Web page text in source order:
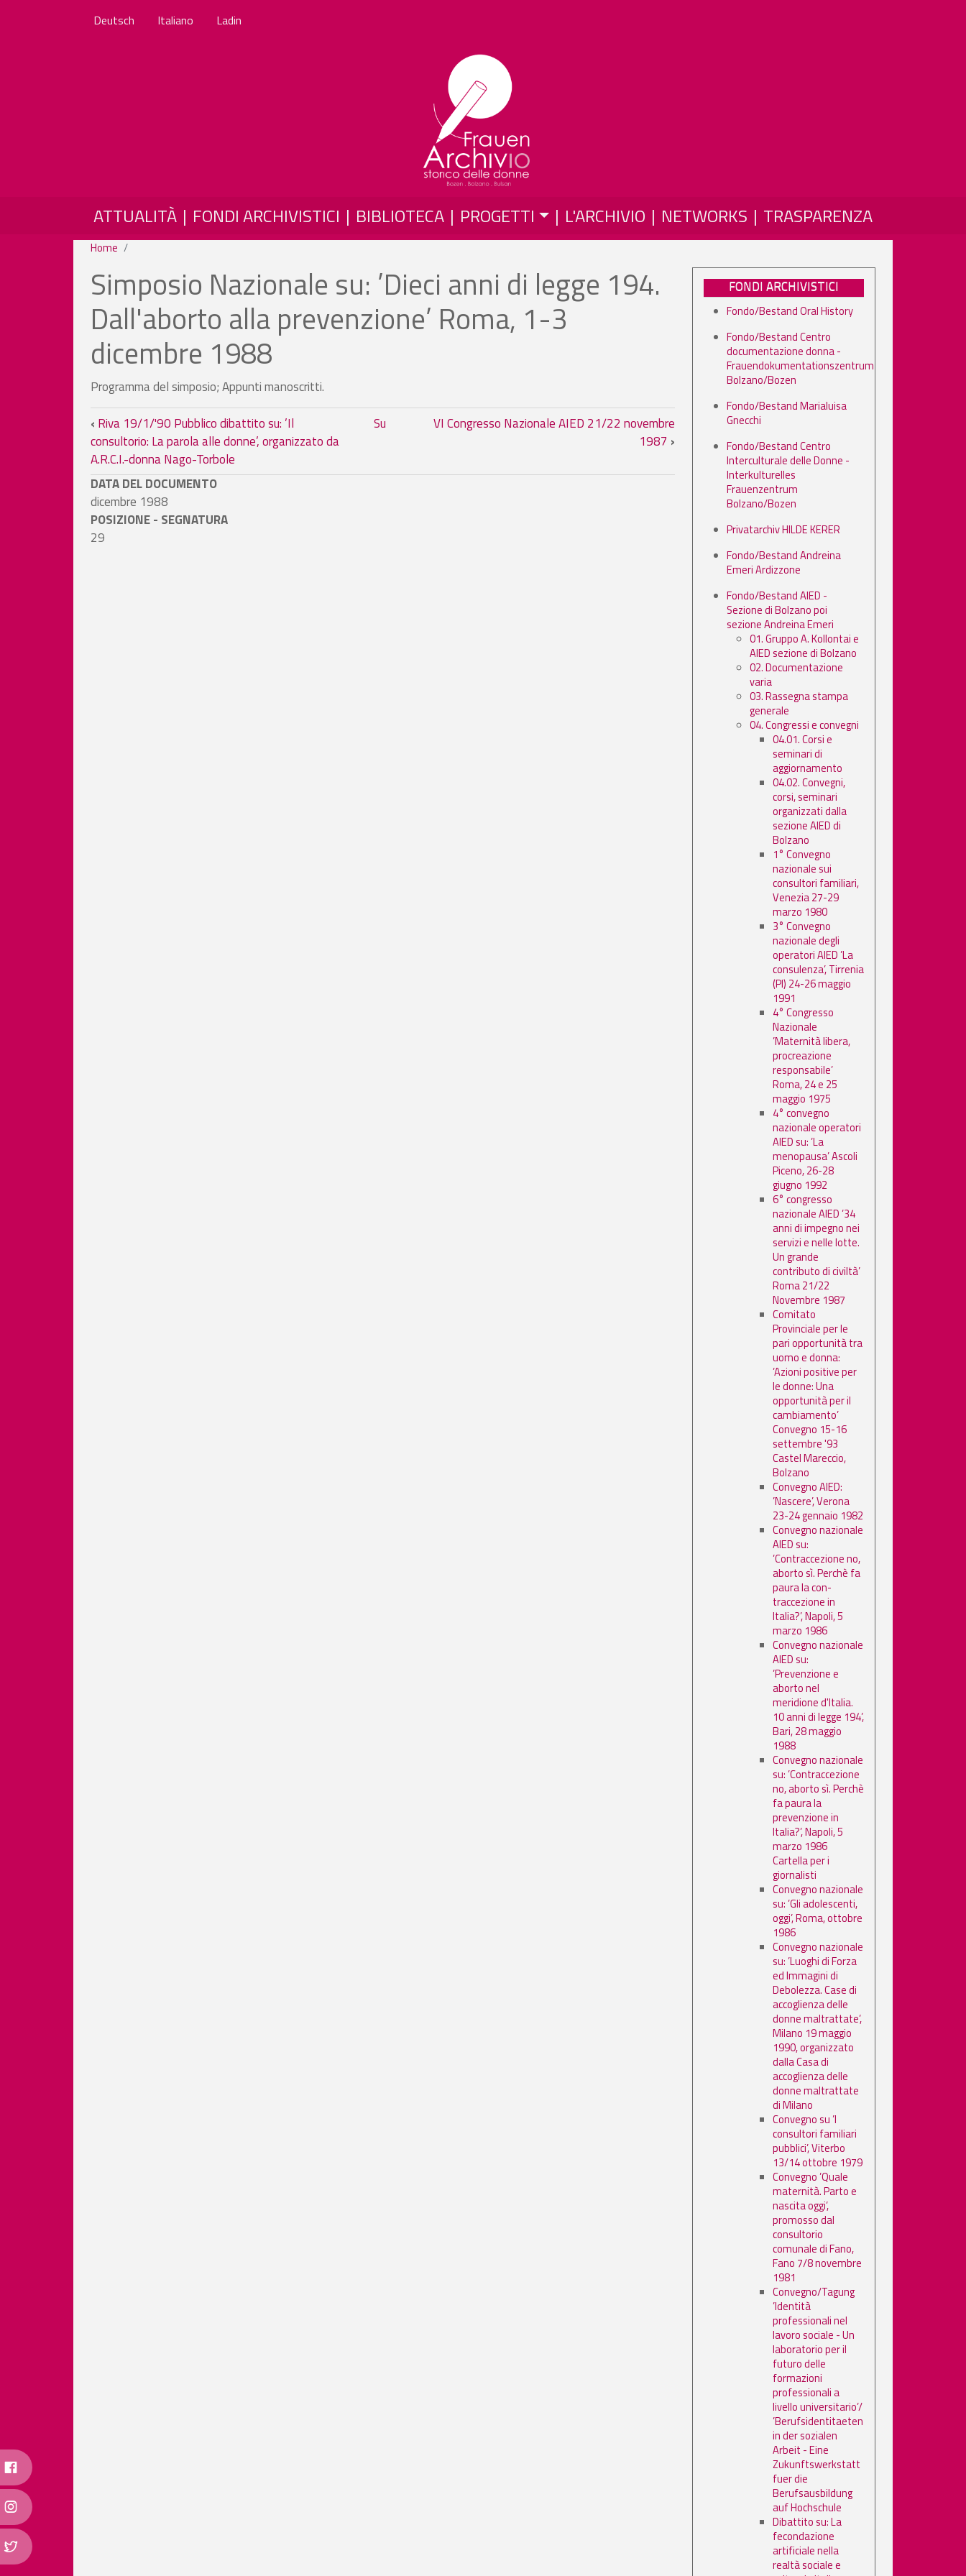
Deutsch Italiano Ladin
MAIN NAVIGATION
ATTUALITÀ FONDI ARCHIVISTICI BIBLIOTECA PROGETTI L'ARCHIVIO NETWORKS TRASPARENZA
Home
Simposio Nazionale su: ’Dieci anni di legge 194.
Dall'aborto alla prevenzione’ Roma, 1-3
dicembre 1988
Programma del simposio; Appunti manoscritti.
Link di attraversamento del book per Simposio Nazionale su: ’Dieci anni di legge 194.
‹ Riva 19/1/'90 Pubblico dibattito su: ’Il
consultorio: La parola alle donne’, organizzato da
A.R.C.I.-donna Nago-Torbole
Su
VI Congresso Nazionale AIED 21/22 novembre
1987 ›
DATA DEL DOCUMENTO
dicembre 1988
POSIZIONE - SEGNATURA
29
FONDI ARCHIVISTICI
Fondo/Bestand Oral History
Fondo/Bestand Centro
documentazione donna -
Frauendokumentationszentrum
Bolzano/Bozen
Fondo/Bestand Marialuisa
Gnecchi
Fondo/Bestand Centro
Interculturale delle Donne -
Interkulturelles
Frauenzentrum
Bolzano/Bozen
Privatarchiv HILDE KERER
Fondo/Bestand Andreina
Emeri Ardizzone
Fondo/Bestand AIED -
Sezione di Bolzano poi
sezione Andreina Emeri
01. Gruppo A. Kollontai e
AIED sezione di Bolzano
02. Documentazione
varia
03. Rassegna stampa
generale
04. Congressi e convegni
04.01. Corsi e
seminari di
aggiornamento
04.02. Convegni,
corsi, seminari
organizzati dalla
sezione AIED di
Bolzano
1° Convegno
nazionale sui
consultori familiari,
Venezia 27-29
marzo 1980
3° Convegno
nazionale degli
operatori AIED ’La
consulenza’, Tirrenia
(PI) 24-26 maggio
1991
4° Congresso
Nazionale
’Maternità libera,
procreazione
responsabile’
Roma, 24 e 25
maggio 1975
4° convegno
nazionale operatori
AIED su: ’La
menopausa’ Ascoli
Piceno, 26-28
giugno 1992
6° congresso
nazionale AIED ’34
anni di impegno nei
servizi e nelle lotte.
Un grande
contributo di civiltà’
Roma 21/22
Novembre 1987
Comitato
Provinciale per le
pari opportunità tra
uomo e donna:
’Azioni positive per
le donne: Una
opportunità per il
cambiamento’
Convegno 15-16
settembre '93
Castel Mareccio,
Bolzano
Convegno AIED:
’Nascere’, Verona
23-24 gennaio 1982
Convegno nazionale
AIED su:
’Contraccezione no,
aborto sì. Perchè fa
paura la con-
traccezione in
Italia?’, Napoli, 5
marzo 1986
Convegno nazionale
AIED su:
’Prevenzione e
aborto nel
meridione d'Italia.
10 anni di legge 194’,
Bari, 28 maggio
1988
Convegno nazionale
su: ’Contraccezione
no, aborto sì. Perchè
fa paura la
prevenzione in
Italia?’, Napoli, 5
marzo 1986
Cartella per i
giornalisti
Convegno nazionale
su: ’Gli adolescenti,
oggi’, Roma, ottobre
1986
Convegno nazionale
su: ’Luoghi di Forza
ed Immagini di
Debolezza. Case di
accoglienza delle
donne maltrattate’,
Milano 19 maggio
1990, organizzato
dalla Casa di
accoglienza delle
donne maltrattate
di Milano
Convegno su ’I
consultori familiari
pubblici’, Viterbo
13/14 ottobre 1979
Convegno ’Quale
maternità. Parto e
nascita oggi’,
promosso dal
consultorio
comunale di Fano,
Fano 7/8 novembre
1981
Convegno/Tagung
’Identità
professionali nel
lavoro sociale - Un
laboratorio per il
futuro delle
formazioni
professionali a
livello universitario’/
’Berufsidentitaeten
in der sozialen
Arbeit - Eine
Zukunftswerkstatt
fuer die
Berufsausbildung
auf Hochschule
Dibattito su: La
fecondazione
artificiale nella
realtà sociale e